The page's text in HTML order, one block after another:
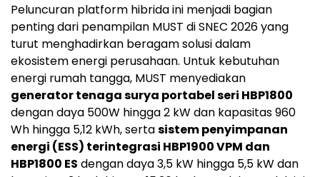
Peluncuran platform hibrida ini menjadi bagian
penting dari penampilan MUST di SNEC 2026 yang
turut menghadirkan beragam solusi dalam
ekosistem energi perusahaan. Untuk kebutuhan
energi rumah tangga, MUST menyediakan
generator tenaga surya portabel seri HBP1800
dengan daya 500W hingga 2 kW dan kapasitas 960
Wh hingga 5,12 kWh, sertasistem penyimpanan
energi (ESS) terintegrasi HBP1900 VPM dan
HBP1800 ES dengan daya 3,5 kW hingga 5,5 kW dan